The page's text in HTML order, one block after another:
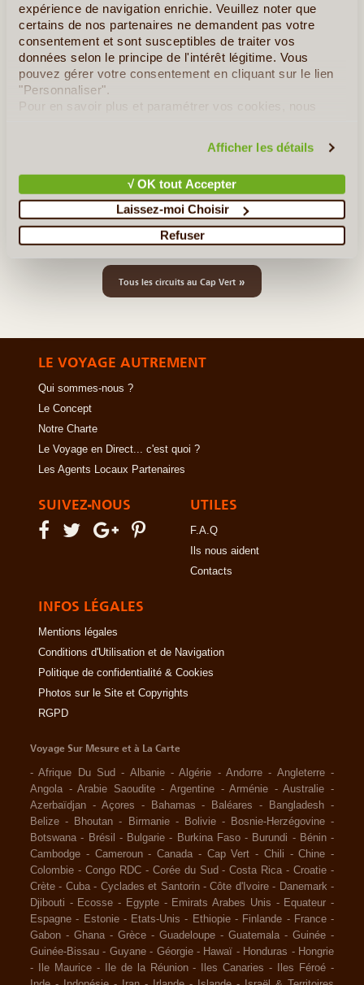
expérience de navigation enrichie. Veuillez noter que
certains de nos partenaires ne demandent pas votre
consentement et sont susceptibles de traiter vos
données selon le principe de l'intérêt légitime. Vous
pouvez gérer votre consentement en cliquant sur le lien
"Personnaliser".
Pour en savoir plus et paramétrer vos cookies, nous
Afficher les détails
√ OK tout Accepter
Laissez-moi Choisir
Refuser
14J/13N
Découvrez les montagnes les plus emblématiques de l’archipel,
de Fogo l’explosive, en passant par Brava la fleurie, pour
terminer par Santiago l’Africaine. Délicieux mélange entre vie
locale et rurale, des rencontres inoubliables au fil (...)
Vallées Tropicales et Plages de sable blond
Le Cap Vert Authentique et Rural - Combiné 4 îles
Le Grand Tour du Cap Vert
Tous les circuits au Cap Vert »
LE VOYAGE AUTREMENT
Qui sommes-nous ?
Le Concept
Notre Charte
Le Voyage en Direct... c'est quoi ?
Les Agents Locaux Partenaires
SUIVEZ-NOUS UTILES
F.A.Q
Ils nous aident
Contacts
INFOS LÉGALES
Mentions légales
Conditions d'Utilisation et de Navigation
Politique de confidentialité & Cookies
Photos sur le Site et Copyrights
RGPD
Voyage Sur Mesure et à La Carte
-Afrique Du Sud - Albanie -Algérie -Andorre - Angleterre -
Angola -Arabie Saoudite -Argentine -Arménie -Australie -
Azerbaïdjan - Açores - Bahamas - Baléares - Bangladesh -
Belize - Bhoutan - Birmanie - Bolivie - Bosnie-Herzégovine -
Botswana - Brésil - Bulgarie - Burkina Faso - Burundi - Bénin -
Cambodge - Cameroun - Canada - Cap Vert - Chili -Chine -
Colombie - Congo RDC - Corée du Sud -Costa Rica -Croatie -
Crète - Cuba - Cyclades et Santorin -Côte d'Ivoire - Danemark -
Djibouti - Ecosse - Egypte - Emirats Arabes Unis - Equateur -
Espagne - Estonie - Etats-Unis - Ethiopie - Finlande - France -
Gabon - Ghana - Grèce - Guadeloupe - Guatemala - Guinée -
Guinée-Bissau - Guyane - Géorgie - Hawaï - Honduras - Hongrie
-
Ile Maurice - Ile de la Réunion - Iles Canaries - Iles Féroé -